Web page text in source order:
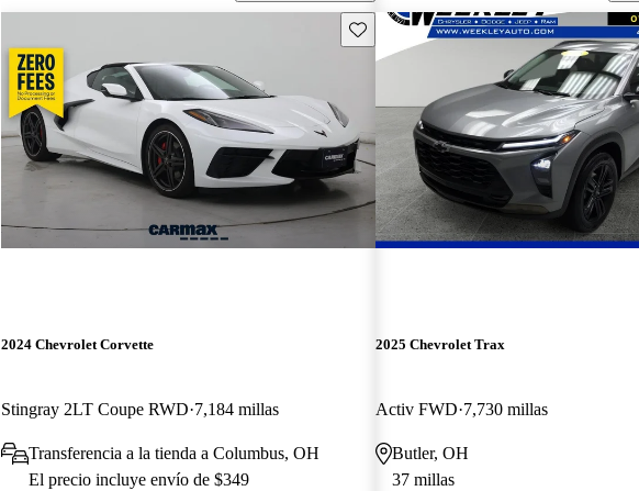
Guarda este Aviso
2024 Chevrolet Corvette
Stingray 2LT Coupe RWD 7,184 millas
Transferencia a la tienda a Columbus, OH
El precio incluye envío de $349
2025 Chevrolet Trax
Activ FWD 7,730 millas
Butler, OH
37 millas